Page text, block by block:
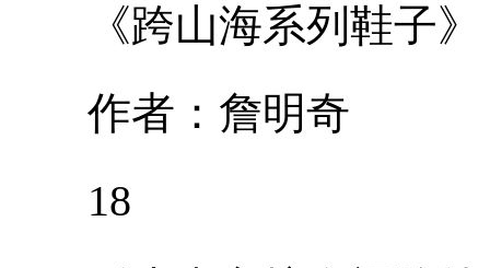
《跨山海系列鞋子》
作者：詹明奇
18